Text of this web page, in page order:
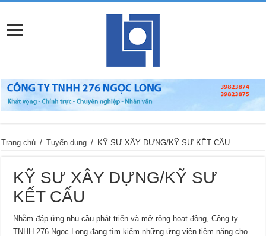
Trang chủ / Tuyển dụng / KỸ SƯ XÂY DỰNG/KỸ SƯ KẾT CẤU
KỸ SƯ XÂY DỰNG/KỸ SƯ
KẾT CẤU
Nhằm đáp ứng nhu cầu phát triển và mở rộng hoạt động, Công ty
TNHH 276 Ngọc Long đang tìm kiếm những ứng viên tiềm năng cho